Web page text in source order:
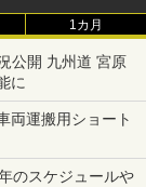
1カ月
公開 九州道 宮原
に
両運搬用ショート
のスケジュールや